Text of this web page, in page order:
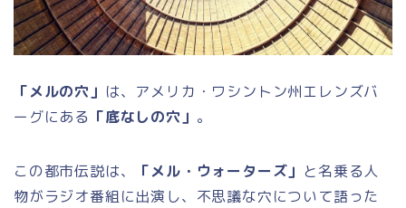
「メルの穴」 は、アメリカ・ワシントン州エレンズバ
ーグにある 「底なしの穴」 。
この都市伝説は、 「メル・ウォーターズ」 と名乗る人
物がラジオ番組に出演し、不思議な穴について語った